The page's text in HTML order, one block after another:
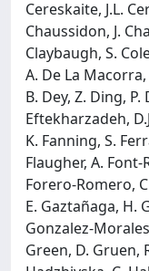
Cereskaite, J.L.
Chaussidon, J.
Claybaugh, S.
A. De La
B. Dey, Z. Ding, P.
Eftekharzadeh,
K. Fanning, S.
Flaugher, A. Font-
Forero-Romero,
E. Gaztañaga, H.
Gonzalez-
Green, D. Gruen,